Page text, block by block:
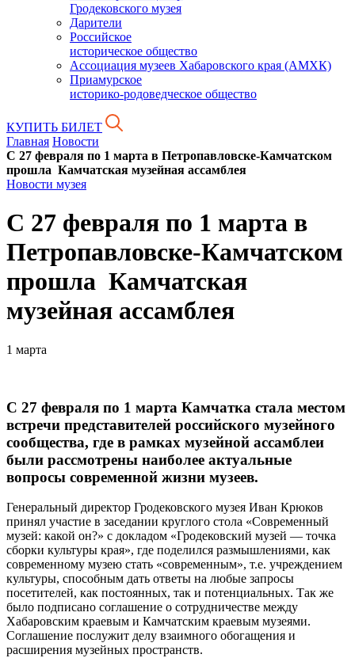
Гродековского музея
Дарители
Российское
историческое общество
Ассоциация музеев Хабаровского края (АМХК)
Приамурское
историко-родоведческое общество
КУПИТЬ БИЛЕТ
Главная Новости
С 27 февраля по 1 марта в Петропавловске-Камчатском
прошла Камчатская музейная ассамблея
Новости музея
С 27 февраля по 1 марта в
Петропавловске-Камчатском
прошла Камчатская
музейная ассамблея
1 марта
С 27 февраля по 1 марта Камчатка стала местом
встречи представителей российского музейного
сообщества, где в рамках музейной ассамблеи
были рассмотрены наиболее актуальные
вопросы современной жизни музеев.
Генеральный директор Гродековского музея Иван Крюков
принял участие в заседании круглого стола «Современный
музей: какой он?» с докладом «Гродековский музей — точка
сборки культуры края», где поделился размышлениями, как
современному музею стать «современным», т.е. учреждением
культуры, способным дать ответы на любые запросы
посетителей, как постоянных, так и потенциальных. Так же
было подписано соглашение о сотрудничестве между
Хабаровским краевым и Камчатским краевым музеями.
Соглашение послужит делу взаимного обогащения и
расширения музейных пространств.